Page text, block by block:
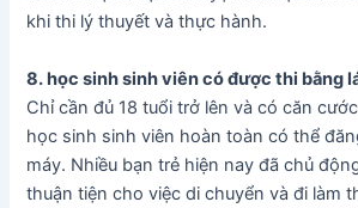
khi thi lý thuyết và thực hành.
8. học sinh sinh viên có được thi bằng
Chỉ cần đủ 18 tuổi trở lên và có căn
học sinh sinh viên hoàn toàn có thể
máy. Nhiều bạn trẻ hiện nay đã chủ
thuận tiện cho việc di chuyển và đi làm